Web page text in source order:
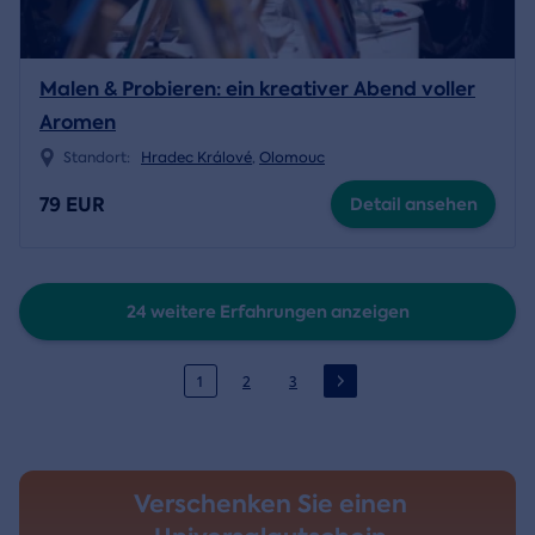
Malen & Probieren: ein kreativer Abend voller
Aromen
Standort: Hradec Králové, Olomouc
79 EUR Detail ansehen
24 weitere Erfahrungen anzeigen
1 2 3
Verschenken Sie einen